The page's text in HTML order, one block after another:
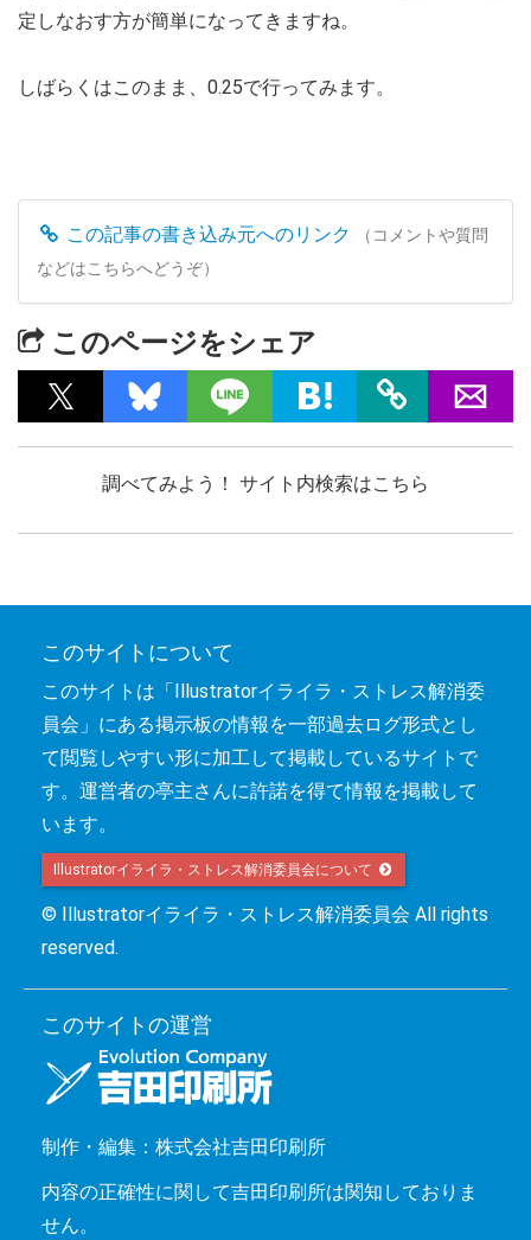
定しなおす方が簡単になってきますね。
しばらくはこのまま、0.25で行ってみます。
この記事の書き込み元へのリンク
（コメントや質問
などはこちらへどうぞ）
このページをシェア
調べてみよう！ サイト内検索はこちら
このサイトについて
このサイトは「Illustratorイライラ・ストレス解消委
員会」にある掲示板の情報を一部過去ログ形式とし
て閲覧しやすい形に加工して掲載しているサイトで
す。運営者の亭主さんに許諾を得て情報を掲載して
います。
Illustratorイライラ・ストレス解消委員会について
© Illustratorイライラ・ストレス解消委員会 All rights
reserved.
このサイトの運営
制作・編集：株式会社吉田印刷所
内容の正確性に関して吉田印刷所は関知しておりま
せん。